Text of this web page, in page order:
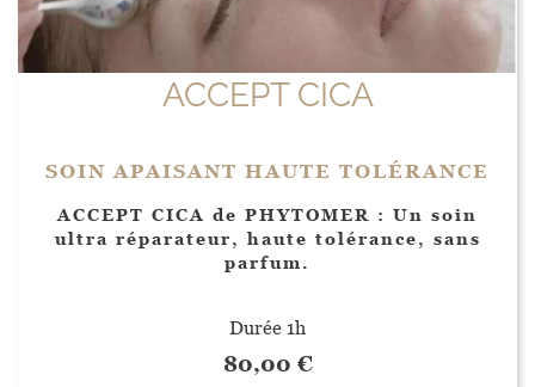
ACCEPT CICA
SOIN APAISANT HAUTE TOLÉRANCE
ACCEPT CICA de PHYTOMER : Un soin
ultra réparateur, haute tolérance, sans
parfum.
Durée 1h
80,00 €